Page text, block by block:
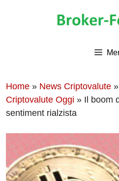
Home » News Criptovalute »
Criptovalute Oggi » Il boom
sentiment rialzista